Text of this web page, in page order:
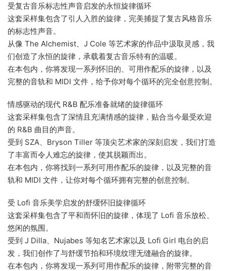
受复古音乐标志性声音启发的永恒旋律循环
这套采样集包含了引人入胜的旋律，完美捕捉了复古风格音乐
的标志性声音。
从像 The Alchemist、J Cole 等艺术家的作品中汲取灵感，我
们创造了永恒的旋律，承载着复古音乐特有的温暖。
在本包内，你将发现一系列怀旧的、可用作配乐的旋律，以及
完整的音轨和 MIDI 文件，给予你对每个循环的完全创意控制。
情感驱动的现代 R&B 配乐准备就绪的旋律循环
这套采样集包含了深情且充满情感的旋律，贴合当今最受欢迎
的 R&B 曲目的声音。
受到 SZA、Bryson Tiller 等顶尖艺术家的深刻启发，我们打造
了丰富而令人难忘的旋律，使其脱颖而出。
在本包内，你将找到一系列可用作配乐的旋律，以及完整的音
轨和 MIDI 文件，让你对每个循环拥有完整的创意控制。
受 Lofi 音乐美学启发的舒缓怀旧旋律循环
这套采样集包含了平和而怀旧的旋律，体现了 Lofi 音乐放松、
悠闲的氛围。
受到 J Dilla、Nujabes 等知名艺术家以及 Lofi Girl 电台的启
发，我们创作了与舒缓节拍和环境纹理无缝融合的旋律。
在本包内，你将发现一系列可用作配乐的旋律，附带完整的音